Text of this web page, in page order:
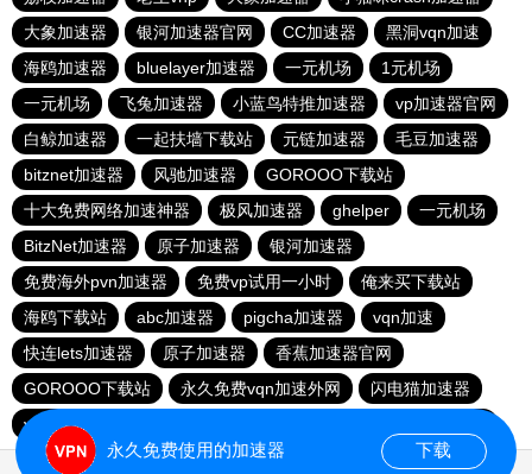
大象加速器
银河加速器官网 CC加速器
黑洞vqn加速
海鸥加速器
bluelayer加速器 一元机场
1元机场
一元机场
飞兔加速器 小蓝鸟特推加速器
vp加速器官网
白鲸加速器
一起扶墙下载站 元链加速器
毛豆加速器
bitznet加速器
风驰加速器
GOROOO下载站
十大免费网络加速神器
极风加速器 ghelper
一元机场
BitzNet加速器
原子加速器
银河加速器
免费海外pvn加速器
免费vp试用一小时
俺来买下载站
海鸥下载站
abc加速器 pigcha加速器
vqn加速
快连lets加速器
原子加速器
香蕉加速器官网
GOROOO下载站
永久免费vqn加速外网
闪电猫加速器
vp(永久免费)加速器
永久免费使用的加速器 下载